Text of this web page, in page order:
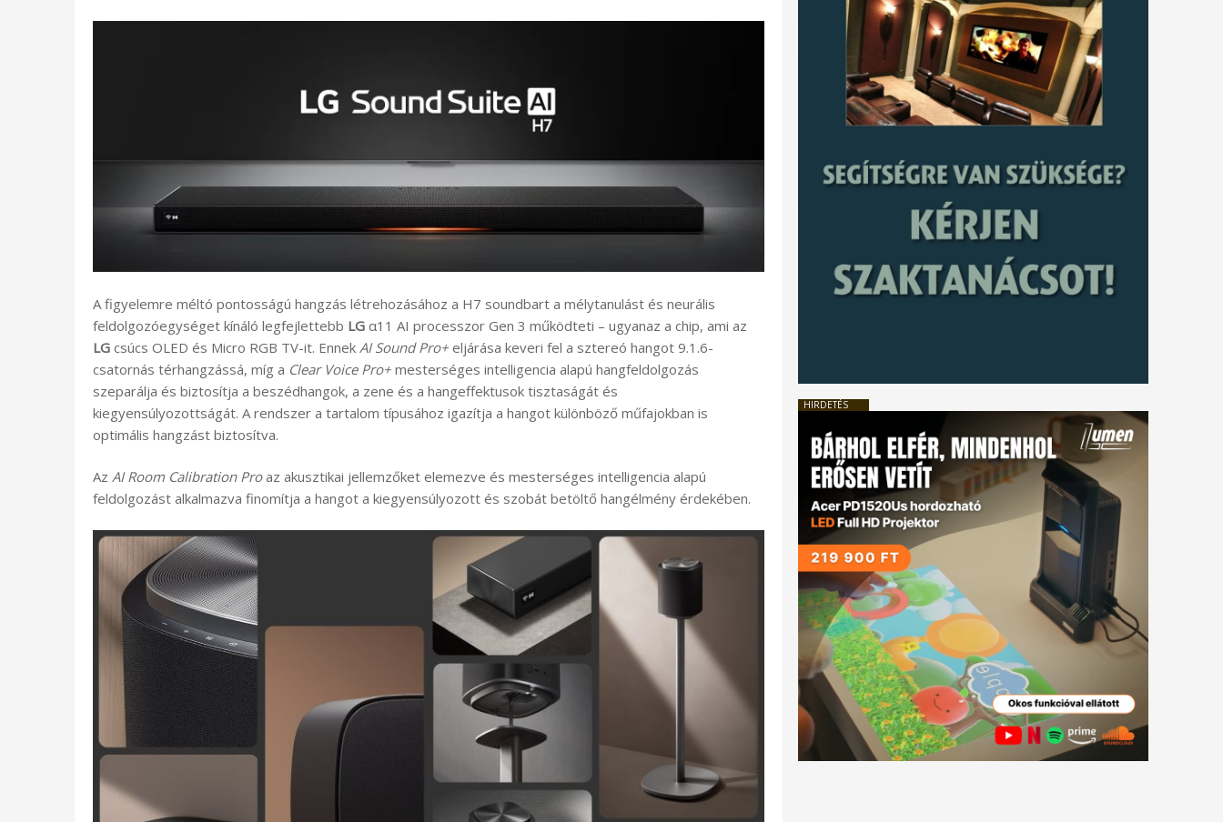
A figyelemre méltó pontosságú hangzás létrehozásához a H7 soundbart a mélytanulást és neurális
feldolgozóegységet kínáló legfejlettebb LG α11 AI processzor Gen 3 működteti – ugyanaz a chip, ami az
LG csúcs OLED és Micro RGB TV-it. Ennek AI Sound Pro+ eljárása keveri fel a sztereó hangot 9.1.6-
csatornás térhangzássá, míg a Clear Voice Pro+ mesterséges intelligencia alapú hangfeldolgozás
szeparálja és biztosítja a beszédhangok, a zene és a hangeffektusok tisztaságát és
kiegyensúlyozottságát. A rendszer a tartalom típusához igazítja a hangot különböző műfajokban is
optimális hangzást biztosítva.
Az AI Room Calibration Proaz akusztikai jellemzőket elemezve és mesterséges intelligencia alapú
feldolgozást alkalmazva finomítja a hangot a kiegyensúlyozott és szobát betöltő hangélmény érdekében.
HIRDETÉS